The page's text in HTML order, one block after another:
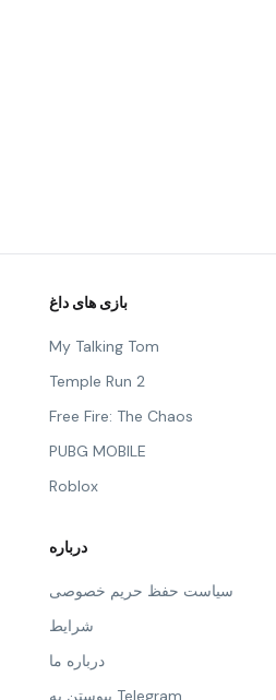
بازی های داغ
My Talking Tom
Temple Run 2
Free Fire: The Chaos
PUBG MOBILE
Roblox
درباره
سیاست حفظ حریم خصوصی
شرایط
درباره ما
پیوستن به Telegram